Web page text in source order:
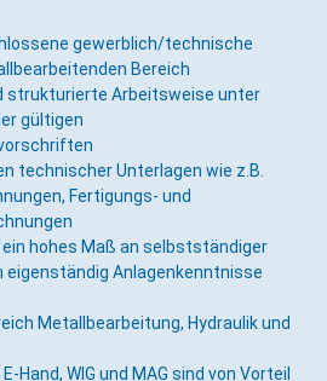
gewerblich/technische
Bereich
strukturierte Arbeitsweise unter
gültigen
technischer Unterlagen wie z.B.
Fertigungs- und
hohes Maß an selbstständiger
eigenständig Anlagenkenntnisse
Metallbearbeitung, Hydraulik und
Hand, WIG und MAG sind von Vorteil